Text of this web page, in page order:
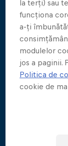
Nu pierdeți
marea finală
2024 cu Red
difuzată după
Duminică, 10
Finala
la terți) sau
funcționa
a-ți
modulelor
jos a paginii.
Politica de
cookie de